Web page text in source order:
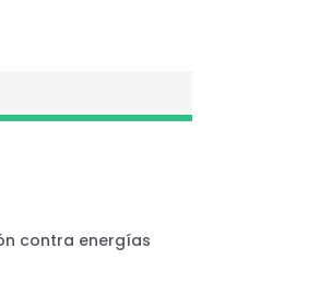
contra energías